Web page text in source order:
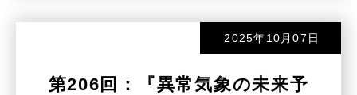
2025年10月07日
第206回：『異常気象の未来予